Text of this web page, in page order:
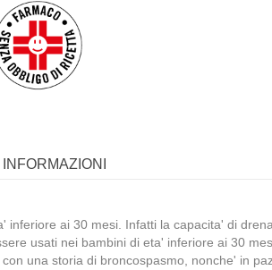
ai 30 mesi. Infatti la capacita' di
usati nei bambini di eta' inferiore ai 30
una storia di broncospasmo, nonche' in